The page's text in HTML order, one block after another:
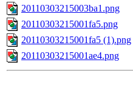
20110303215003ba1.png
20110303215001fa5.png
20110303215001fa5 (1).png
20110303215001ae4.png